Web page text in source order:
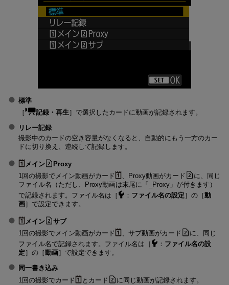
標準
［
記録・再生］で選択したカードに動画が記録されます。
リレー記録
撮影中のカードの空き容量がなくなると、自動的にもう一方のカー
ドに切り換え、連続して記録します。
メイン
Proxy
1回の撮影でメイン動画がカード
、Proxy動画がカード
に、同じ
ファイル名（ただし、Proxy動画は末尾に「_Proxy」が付きます）
で記録されます。ファイル名は［
： ファイル名の設定 ］の［動
画］で設定できます。
メイン
サブ
1回の撮影でメイン動画がカード
、サブ動画がカード
に、同じ
ファイル名で記録されます。ファイル名は［
： ファイル名の設
定 ］の［動画］で設定できます。
同一書き込み
1回の撮影でカード
とカード に同じ動画が記録されます。